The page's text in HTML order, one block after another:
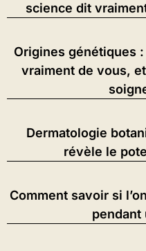
science dit
Origines génétiques
vraiment de vous,
Dermatologie
révèle le
Comment savoir si
pendant